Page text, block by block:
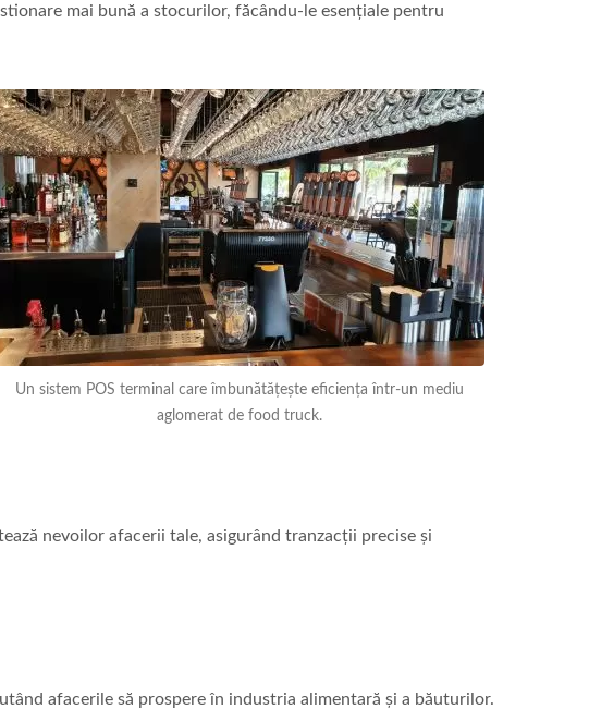
mai bună a stocurilor, făcându-le esențiale pentru
Un sistem POS terminal care îmbunătățește eficiența într-un mediu
aglomerat de food truck.
nevoilor afacerii tale, asigurând tranzacții precise și
afacerile să prospere în industria alimentară și a băuturilor.